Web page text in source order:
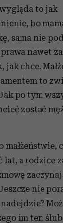
to jak
bo
sama nie
nawet
jak chce.
to
po tym
zostać
małżeństwie,
lat, a rodzice
nie
im ten